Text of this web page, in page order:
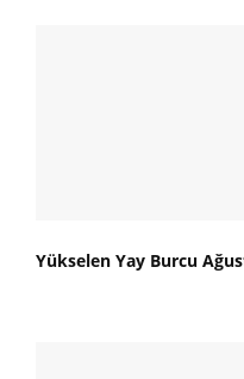
Yükselen Yay Burcu